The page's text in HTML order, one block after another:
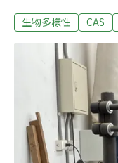
品質穩定。農委會
籠，讓野生動物更
程與生活林務局表
是用在建築、裝潢
是家俱、家飾、手
用。林務局長林華
平衡，建築及室內
材，可能認為是麻
生物多樣性 CAS